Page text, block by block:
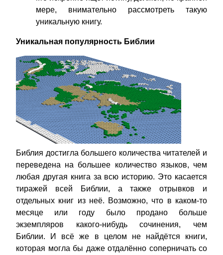
мере, внимательно рассмотреть такую
уникальную книгу.
Уникальная популярность Библии
Библия достигла большего количества читателей и
переведена на большее количество языков, чем
любая другая книга за всю историю. Это касается
тиражей всей Библии, а также отрывков и
отдельных книг из неё. Возможно, что в каком-то
месяце или году было продано больше
экземпляров какого-нибудь сочинения, чем
Библии. И всё же в целом не найдётся книги,
которая могла бы даже отдалённо соперничать со